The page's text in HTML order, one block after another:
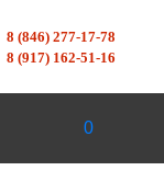
8 (846) 277-17-78
8 (917) 162-51-16
0